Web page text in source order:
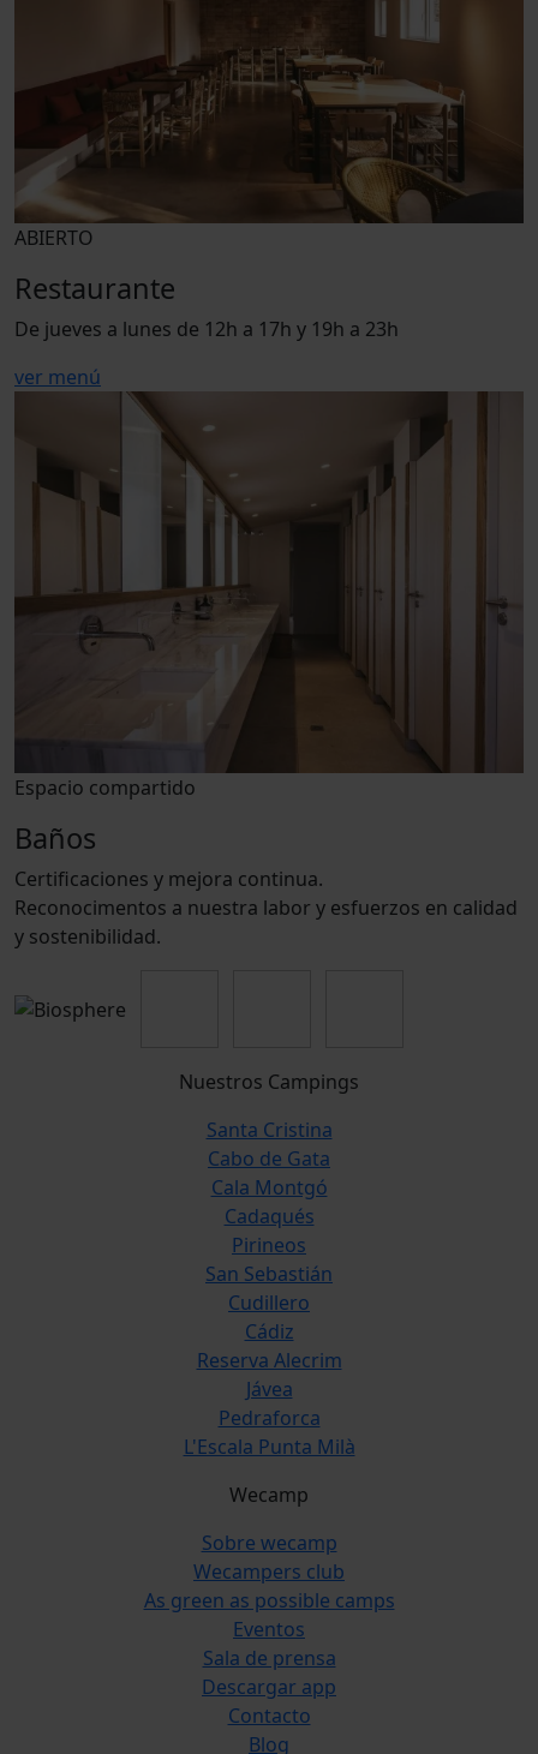
ABIERTO
Restaurante
De jueves a lunes de 12h a 17h y 19h a 23h
ver menú
Espacio compartido
Baños
Certificaciones y mejora continua.
Reconocimentos a nuestra labor y esfuerzos en calidad
y sostenibilidad.
Nuestros Campings
Santa Cristina
Cabo de Gata
Cala Montgó
Cadaqués
Pirineos
San Sebastián
Cudillero
Cádiz
Reserva Alecrim
Jávea
Pedraforca
L'Escala Punta Milà
Wecamp
Sobre wecamp
Wecampers club
As green as possible camps
Eventos
Sala de prensa
Descargar app
Contacto
Blog